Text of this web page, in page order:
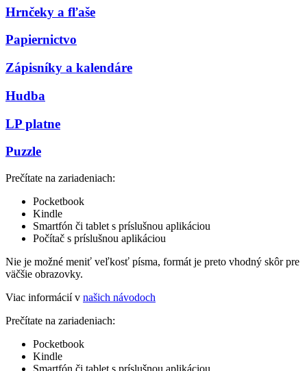
Hrnčeky a fľaše
Papiernictvo
Zápisníky a kalendáre
Hudba
LP platne
Puzzle
Prečítate na zariadeniach:
Pocketbook
Kindle
Smartfón či tablet s príslušnou aplikáciou
Počítač s príslušnou aplikáciou
Nie je možné meniť veľkosť písma, formát je preto vhodný skôr pre
väčšie obrazovky.
Viac informácií v našich návodoch
Prečítate na zariadeniach:
Pocketbook
Kindle
Smartfón či tablet s príslušnou aplikáciou